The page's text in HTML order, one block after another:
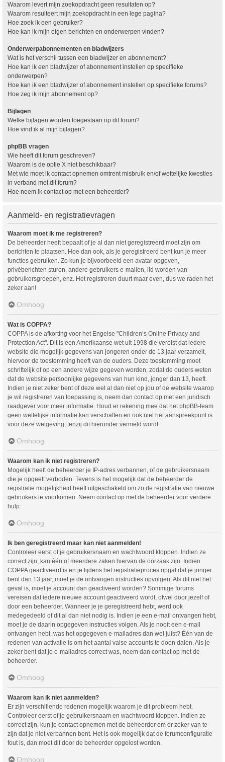
Waarom levert mijn zoekopdracht geen resultaten op?
Waarom resulteert mijn zoekopdracht in een lege pagina?
Hoe zoek ik een gebruiker?
Hoe kan ik mijn eigen berichten en onderwerpen vinden?
Onderwerpabonnementen en bladwijzers
Wat is het verschil tussen een bladwijzer en abonnement?
Hoe kan ik een bladwijzer of abonnement instellen op specifieke
onderwerpen?
Hoe kan ik een bladwijzer of abonnement instellen op specifieke forums?
Hoe zeg ik mijn abonnement op?
Bijlagen
Welke bijlagen worden toegestaan op dit forum?
Hoe vind ik al mijn bijlagen?
phpBB vragen
Wie heeft dit forum geschreven?
Waarom is de optie X niet beschikbaar?
Met wie moet ik contact opnemen omtrent misbruik en/of wettelijke kwesties
in verband met dit forum?
Hoe neem ik contact op met een beheerder?
Aanmeld- en registratievragen
Waarom moet ik me registreren?
De beheerder heeft bepaalt of je al dan niet geregistreerd moet zijn om
berichten te plaatsen. Hoe dan ook, als je geregistreerd bent kun je meer
functies gebruiken. Zo kun je bijvoorbeeld een avatar opgeven,
privéberichten sturen, andere gebruikers e-mailen, lid worden van
gebruikersgroepen, enz. Het registreren duurt maar even, dus we raden het
zeker aan!
Omhoog
Wat is COPPA?
COPPA is de afkorting voor het Engelse "Children’s Online Privacy and
Protection Act". Dit is een Amerikaanse wet uit 1998 die vereist dat iedere
website die mogelijk gegevens van jongeren onder de 13 jaar verzamelt,
hiervoor de toestemming heeft van de ouders. Deze toestemming moet
schriftelijk of op een andere wijze gegeven worden, zodat de ouders weten
dat de website persoonlijke gegevens van hun kind, jonger dan 13, heeft.
Indien je niet zeker bent of deze wet al dan niet op jou of de website waarop
je wil registreren van toepassing is, neem dan contact op met een juridisch
raadgever voor meer informatie. Houd er rekening mee dat het phpBB-team
geen wettelijke informatie kan verschaffen en ook niet het aanspreekpunt is
voor deze wetgeving, tenzij dit hieronder vermeld wordt.
Omhoog
Waarom kan ik niet registreren?
Mogelijk heeft de beheerder je IP-adres verbannen, of de gebruikersnaam
die je opgeeft verboden. Tevens is het mogelijk dat de beheerder de
registratie mogelijkheid heeft uitgeschakeld om zo de registratie van nieuwe
gebruikers te voorkomen. Neem contact op met de beheerder voor verdere
hulp.
Omhoog
Ik ben geregistreerd maar kan niet aanmelden!
Controleer eerst of je gebruikersnaam en wachtwoord kloppen. Indien ze
correct zijn, kan één of meerdere zaken hiervan de oorzaak zijn. Indien
COPPA geactiveerd is en je tijdens het registratieproces opgaf dat je jonger
bent dan 13 jaar, moet je de ontvangen instructies opvolgen. Als dit niet het
geval is, moet je account dan geactiveerd worden? Sommige forums
vereisen dat iedere nieuwe account geactiveerd wordt, ofwel door jezelf of
door een beheerder. Wanneer je je geregistreerd hebt, werd ook
medegedeeld of dit al dan niet nodig is. Indien je een e-mail ontvangen hebt,
moet je de daarin opgegeven instructies volgen. Als je nooit een e-mail
ontvangen hebt, was het opgegeven e-mailadres dan wel juist? Één van de
redenen van activatie is om het aantal valse accounts te doen dalen. Als je
zeker bent dat je e-mailadres correct was, neem dan contact op met de
beheerder.
Omhoog
Waarom kan ik niet aanmelden?
Er zijn verschillende redenen mogelijk waarom je dit probleem hebt.
Controleer eerst of je gebruikersnaam en wachtwoord kloppen. Indien ze
correct zijn, kun je contact opnemen met de beheerder om er zeker van te
zijn dat je niet verbannen bent. Het is ook mogelijk dat de forumconfiguratie
fout is, dan moet dit door de beheerder opgelost worden.
Omhoog